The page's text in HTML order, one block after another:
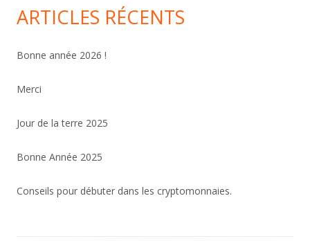
ARTICLES RÉCENTS
Bonne année 2026 !
Merci
Jour de la terre 2025
Bonne Année 2025
Conseils pour débuter dans les cryptomonnaies.